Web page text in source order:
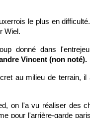
le plus en
Wiel.
donné dans
Vincent (non noté).
au milieu de terrain,
on l'a vu réaliser des
pour l'arrière-garde